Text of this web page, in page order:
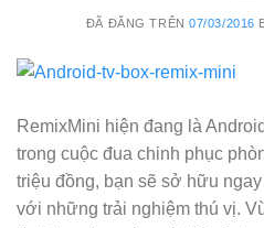
ĐÃ ĐĂNG TRÊN07/03/2016
RemixMini hiện đang là
trong cuộc đua chinh phục
triệu đồng, bạn sẽ sở hữu
với những trải nghiệm thú vị.